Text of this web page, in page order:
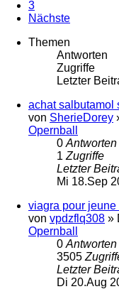
3
Nächste
Themen
Antworten
Zugriffe
Letzter
achat salbutamol
von SherieDorey
Opernball
0 Antworten
1 Zugriffe
Letzter
Mi 18.Sep
viagra pour
von vpdzflq308 »
Opernball
0 Antworten
3505
Letzter
Di 20.Aug